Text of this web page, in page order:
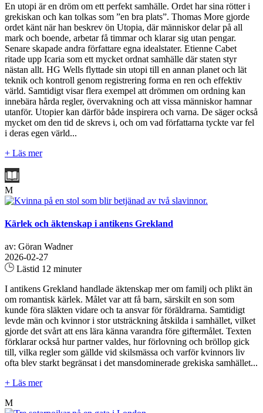
En utopi är en dröm om ett perfekt samhälle. Ordet har sina rötter i
grekiskan och kan tolkas som ”en bra plats”. Thomas More gjorde
ordet känt när han beskrev ön Utopia, där människor delar på all
mark och boende, arbetar få timmar och klarar sig utan pengar.
Senare skapade andra författare egna idealstater. Etienne Cabet
ritade upp Icaria som ett mycket ordnat samhälle där staten styr
nästan allt. HG Wells flyttade sin utopi till en annan planet och lät
teknik och kontroll genom registrering forma en ren och effektiv
värld. Samtidigt visar flera exempel att drömmen om ordning kan
innebära hårda regler, övervakning och att vissa människor hamnar
utanför. Utopier kan därför både inspirera och varna. De säger också
mycket om den tid de skrevs i, och om vad författarna tyckte var fel
i deras egen värld...
+ Läs mer
M
Kärlek och äktenskap i antikens Grekland
av: Göran Wadner
2026-02-27
Lästid 12 minuter
I antikens Grekland handlade äktenskap mer om familj och plikt än
om romantisk kärlek. Målet var att få barn, särskilt en son som
kunde föra släkten vidare och ta ansvar för föräldrarna. Samtidigt
levde män och kvinnor i stor utsträckning åtskilda i samhället, vilket
gjorde det svårt att ens lära känna varandra före giftermålet. Texten
förklarar också hur partner valdes, hur förlovning och bröllop gick
till, vilka regler som gällde vid skilsmässa och varför kvinnors liv
ofta blev starkt begränsat i det mansdominerade grekiska samhället...
+ Läs mer
M